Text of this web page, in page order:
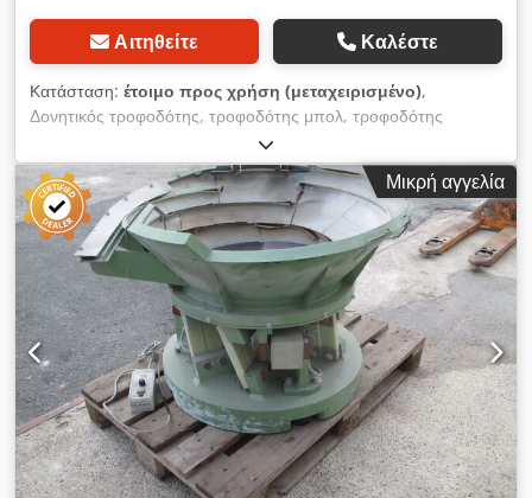
Αιτηθείτε Καλέστε
Κατάσταση: έτοιμο προς χρήση (μεταχειρισμένο),
Δονητικός τροφοδότης, τροφοδότης μπολ, τροφοδότης
δονούμενων εξαρτημάτων, μεταχειρισμένο μηχάνημα
Κατασκευαστής: Gasco Τύπος: GASCO: BVN4 F130 ΤΎΠΟΣ:
BVN4 F130 Συνολικές διαστάσεις: 750x750x600 mm
Διαστάσεις λεκάνης: διάμετρος 700x22 mm Dodpfx Ajvca
Axsafjkr Ηλεκτρικά στοιχεία: Κάρτα με μέγεθος 230V; 2.5A;
575W Χωρίς χειριστήριο
Μικρή αγγελία